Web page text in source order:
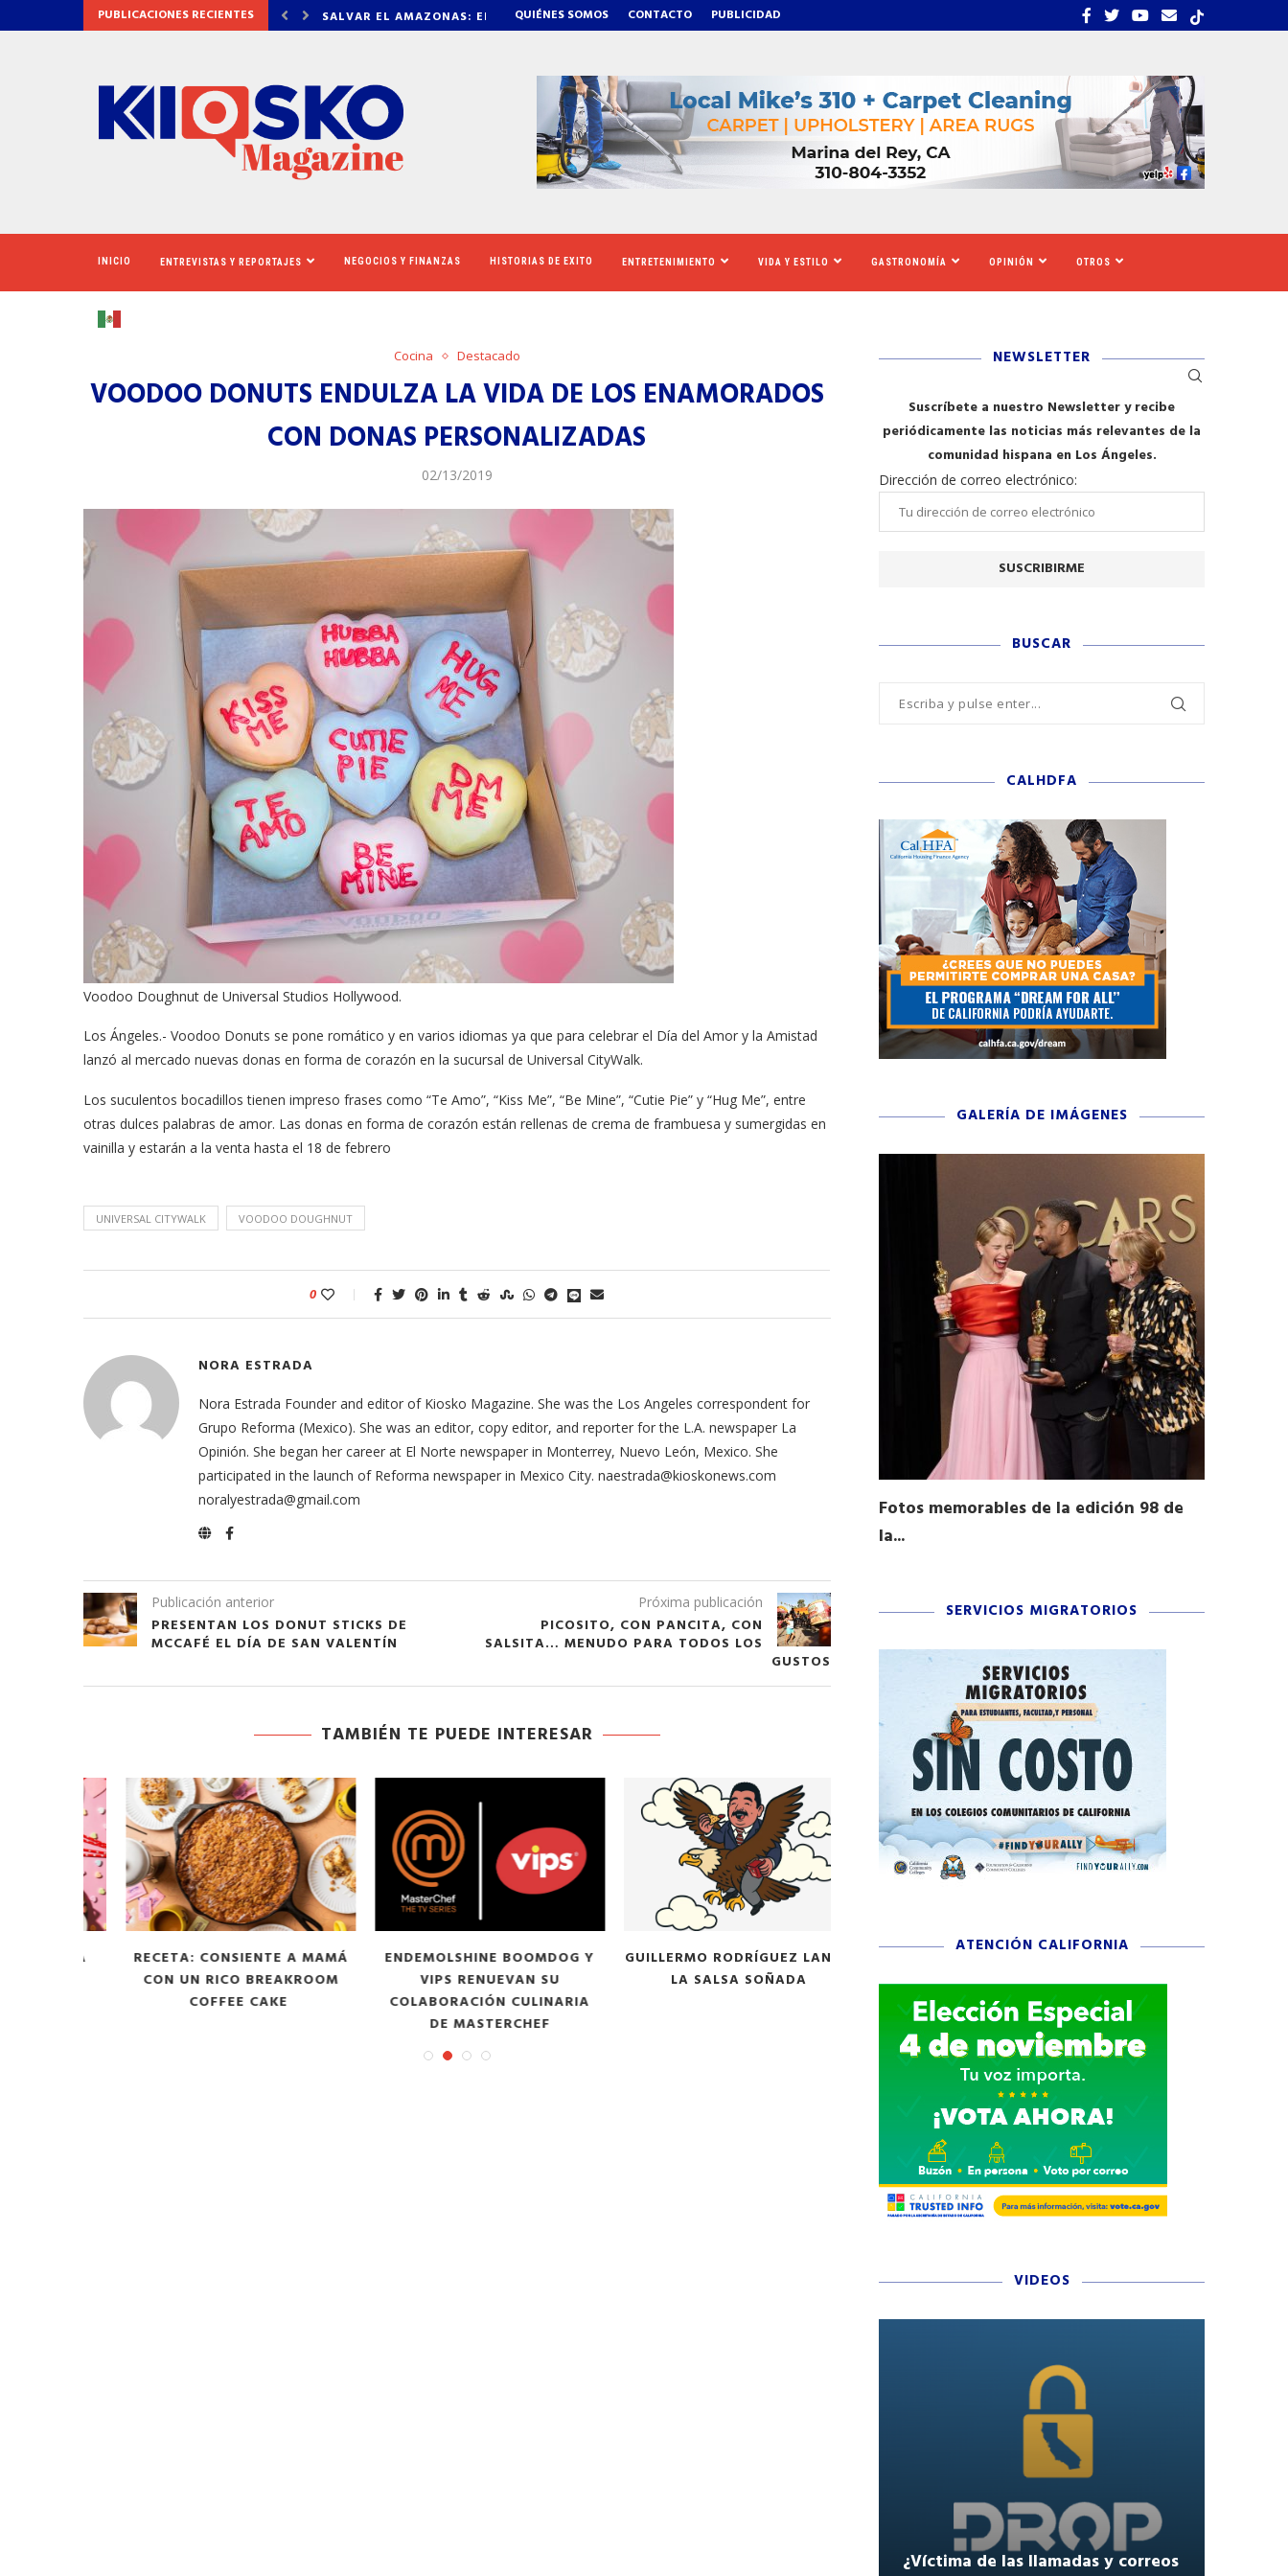
PUBLICACIONES RECIENTES
EL ECOSISTEMA EVIDENCIA QUE LA... LA VERDAD DETRÁS DE OZEMPIC NEWSOM ASEGURA QUE CALIFORNIA AUMENTARÁ EL SALARIO MÍNIMO​REDADAS DE ICE
QUIÉNES SOMOS CONTACTO PUBLICIDAD
INICIO ENTREVISTAS Y REPORTAJES NEGOCIOS Y FINANZAS HISTORIAS DE EXITO ENTRETENIMIENTO VIDA Y ESTILO GASTRONOMÍA OPINIÓN OTROS
Cocina Destacado
VOODOO DONUTS ENDULZA LA VIDA DE LOS ENAMORADOS
CON DONAS PERSONALIZADAS
02/13/2019
Voodoo Doughnut de Universal Studios Hollywood.
Los Ángeles.- Voodoo Donuts se pone romático y en varios idiomas ya que para celebrar el Día del Amor y la Amistad
lanzó al mercado nuevas donas en forma de corazón en la sucursal de Universal CityWalk.
Los suculentos bocadillos tienen impreso frases como “Te Amo”, “Kiss Me”, “Be Mine”, “Cutie Pie” y “Hug Me”, entre
otras dulces palabras de amor. Las donas en forma de corazón están rellenas de crema de frambuesa y sumergidas en
vainilla y estarán a la venta hasta el 18 de febrero
UNIVERSAL CITYWALK VOODOO DOUGHNUT
0
NORA ESTRADA
Nora Estrada Founder and editor of Kiosko Magazine. She was the Los Angeles correspondent for
Grupo Reforma (Mexico). She was an editor, copy editor, and reporter for the L.A. newspaper La
Opinión. She began her career at El Norte newspaper in Monterrey, Nuevo León, Mexico. She
participated in the launch of Reforma newspaper in Mexico City. naestrada@kioskonews.com
noralyestrada@gmail.com
Publicación anterior
PRESENTAN LOS DONUT STICKS DE
MCCAFÉ EL DÍA DE SAN VALENTÍN
Próxima publicación
PICOSITO, CON PANCITA, CON
SALSITA… MENUDO PARA TODOS LOS
GUSTOS
TAMBIÉN TE PUEDE INTERESAR
RECETA: CONSIENTE A MAMÁ
CON UN RICO BREAKROOM
COFFEE CAKE
ENDEMOLSHINE BOOMDOG Y
VIPS RENUEVAN SU
COLABORACIÓN CULINARIA
DE MASTERCHEF
GUILLERMO RODRÍGUEZ LANZA
LA SALSA SOÑADA
SIEMPRE NOS REÚNE CON
MAMÁ
NEWSLETTER
Suscríbete a nuestro Newsletter y recibe
periódicamente las noticias más relevantes de la
comunidad hispana en Los Ángeles.
Dirección de correo electrónico:
BUSCAR
CALHDFA
GALERÍA DE IMÁGENES
imágenes de ‘Velvet
Fabiola Guajardo e Iván Arana recorren
alfombra roja...
Fotos memorables de la edición 98 de
la...
SERVICIOS MIGRATORIOS
ATENCIÓN CALIFORNIA
VIDEOS
¿Víctima de las llamadas y correos